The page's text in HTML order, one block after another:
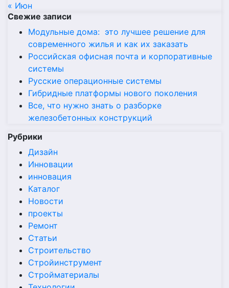
« Июн
Свежие записи
Модульные дома: это лучшее решение для
современного жилья и как их заказать
Российская офисная почта и корпоративные
системы
Русские операционные системы
Гибридные платформы нового поколения
Все, что нужно знать о разборке
железобетонных конструкций
Рубрики
Дизайн
Инновации
инновация
Каталог
Новости
проекты
Ремонт
Статьи
Строительство
Стройинструмент
Стройматериалы